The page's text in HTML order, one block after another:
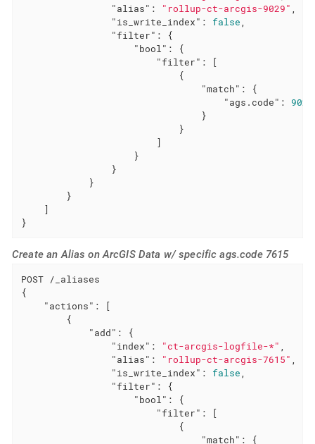
"alias" : "rollup-ct-arcgis-9029" ,
"is_write_index" : false,
"filter" : {
"bool" : {
"filter" : [
                            {
"match" : {
"ags.code" : 9029
                                }
                            }
                        ]
                    }
                }
            }
        }
    ]
}
Create an Alias on ArcGIS Data w/ specific ags.code 7615
POST /_aliases
{
"actions" : [
        {
"add" : {
"index" : "ct-arcgis-logfile-*"
"alias" : "rollup-ct-arcgis-7615"
"is_write_index" : false
"filter" : {
"bool" : {
"filter" : [
                            {
"match" : {